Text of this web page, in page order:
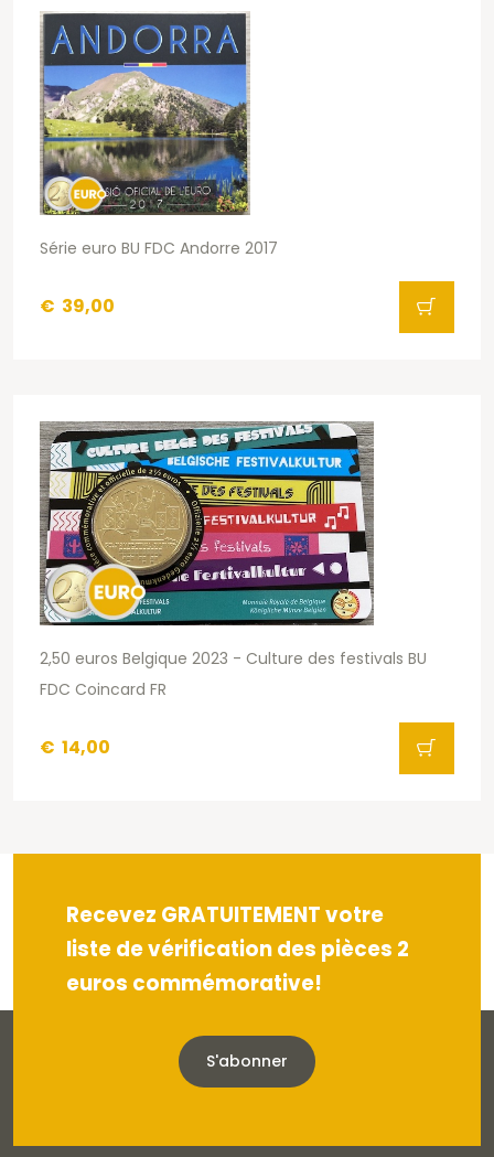
Série euro BU FDC Andorre 2017
€ 39,00
2,50 euros Belgique 2023 - Culture des festivals BU
FDC Coincard FR
€ 14,00
Recevez GRATUITEMENT votre
liste de vérification des pièces 2
euros commémorative!
S'abonner